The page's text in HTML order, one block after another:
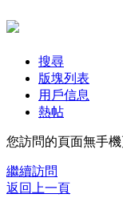
搜尋
版塊列表
用戶信息
熱帖
您訪問的頁面無手
繼續訪問
返回上一頁